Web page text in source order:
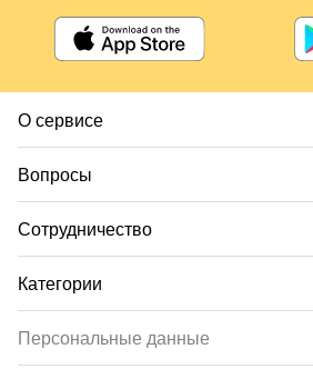
О сервисе
Вопросы
Сотрудничество
Категории
Персональные данные